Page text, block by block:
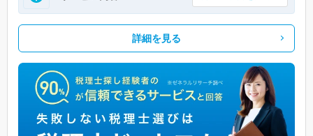
詳細を見る